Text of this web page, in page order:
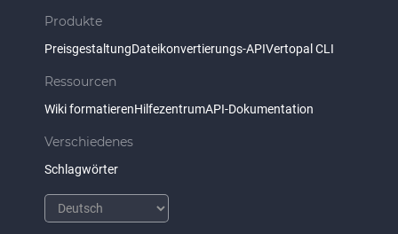
Produkte
PreisgestaltungDateikonvertierungs-APIVertopal CLI
Ressourcen
Wiki formatierenHilfezentrumAPI-Dokumentation
Verschiedenes
Schlagwörter